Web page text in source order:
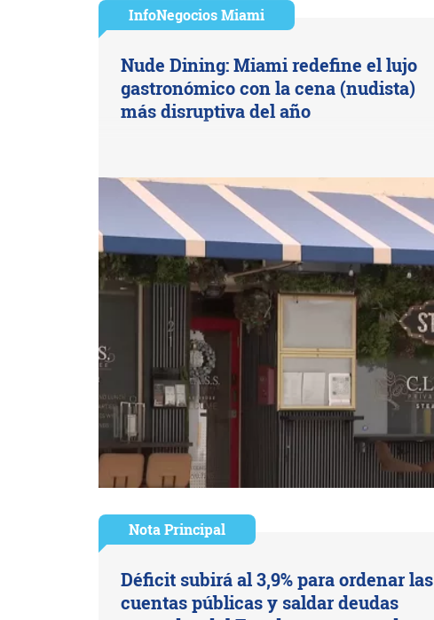
InfoNegocios Miami
Nude Dining: Miami redefine el lujo
gastronómico con la cena (nudista)
más disruptiva del año
Nota Principal
Déficit subirá al 3,9% para ordenar las
cuentas públicas y saldar deudas